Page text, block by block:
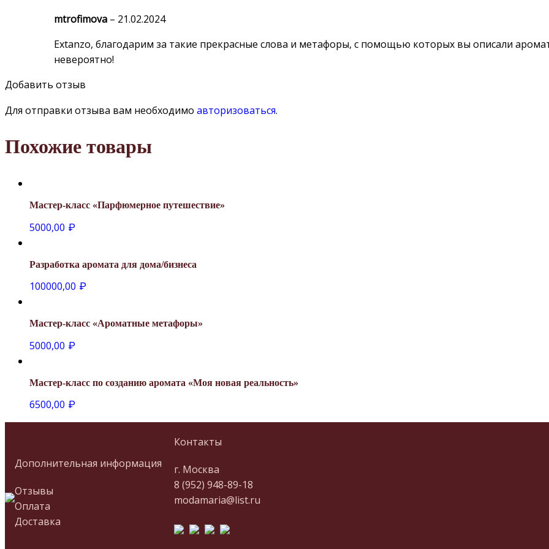
mtrofimova – 21.02.2024
Extanzo, благодарим за такие прекрасные слова и метафоры, с помощью которых вы описали
невероятно!
Добавить отзыв
Для отправки отзыва вам необходимо авторизоваться.
Похожие товары
Мастер-класс «Парфюмерное путешествие»
5000,00 ₽
Разработка аромата для дома/бизнеса
100000,00 ₽
Мастер-класс «Ароматные метафоры»
5000,00 ₽
Мастер-класс по созданию аромата «Моя новая реальность»
6500,00 ₽
Дополнительная информация
Отзывы
Оплата
Доставка
Контакты
г. Москва
8 (952) 948-89-18
modamaria@list.ru